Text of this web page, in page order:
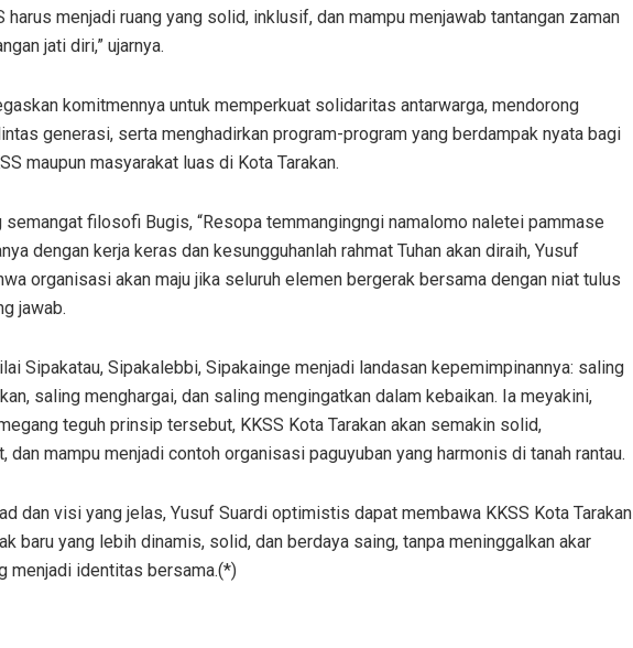
harus menjadi ruang yang solid, inklusif, dan mampu menjawab tantangan zaman
jati diri,” ujarnya.
komitmennya untuk memperkuat solidaritas antarwarga, mendorong
generasi, serta menghadirkan program-program yang berdampak nyata bagi
maupun masyarakat luas di Kota Tarakan.
semangat filosofi Bugis, “Resopa temmangingngi namalomo naletei pammase
dengan kerja keras dan kesungguhanlah rahmat Tuhan akan diraih, Yusuf
organisasi akan maju jika seluruh elemen bergerak bersama dengan niat tulus
jawab.
Sipakatau, Sipakalebbi, Sipakainge menjadi landasan kepemimpinannya: saling
saling menghargai, dan saling mengingatkan dalam kebaikan. Ia meyakini,
teguh prinsip tersebut, KKSS Kota Tarakan akan semakin solid,
dan mampu menjadi contoh organisasi paguyuban yang harmonis di tanah rantau.
dan visi yang jelas, Yusuf Suardi optimistis dapat membawa KKSS Kota Tarakan
baru yang lebih dinamis, solid, dan berdaya saing, tanpa meninggalkan akar
menjadi identitas bersama.(*)